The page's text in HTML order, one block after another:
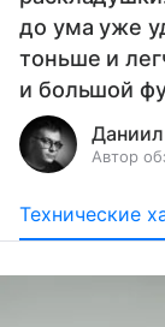
до ума уже
тоньше и
и большой
Автор
Технические